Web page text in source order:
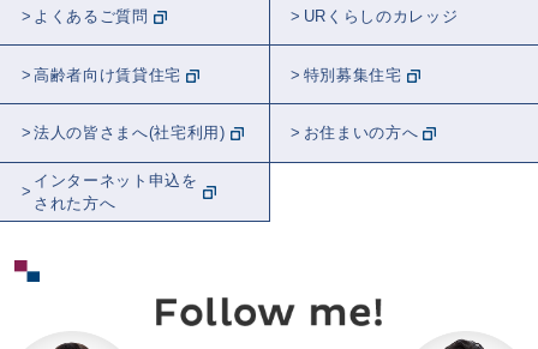
よくあるご質問 URくらしのカレッジ
高齢者向け賃貸住宅 特別募集住宅
法人の皆さまへ(社宅利用) お住まいの方へ
インターネット申込を
された方へ